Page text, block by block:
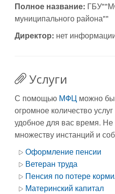
Полное название:
муниципального района""
Директор: нет
Услуги
С помощью МФЦ можно
огромное количество
удобное для вас время. Не
множеству инстанций и
Оформление пенсии
Ветеран труда
Пенсия по потере
Материнский капитал